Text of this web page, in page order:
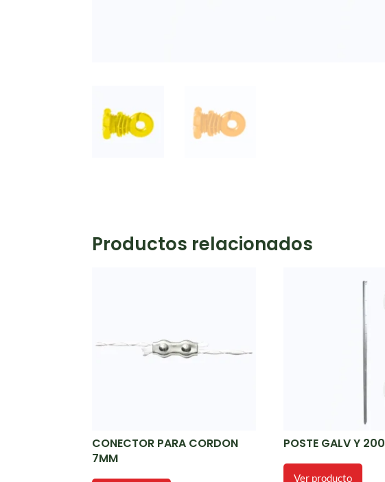
Productos relacionados
CONECTOR PARA CORDON
7MM
POSTE GALV Y 200
Ver producto